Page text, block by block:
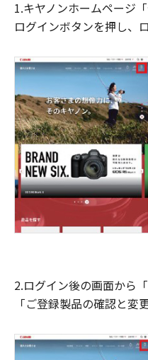
1.キヤノンホームページ
ログインボタンを押し、
2.ログイン後の画面から
「ご登録製品の確認と変